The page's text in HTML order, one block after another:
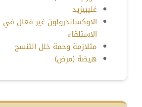
غليبيزيد
الاوكساندرولون غير فعال
الاستلقاء
متلازمة وحمة خلل التنسج
هيضة (مرض)